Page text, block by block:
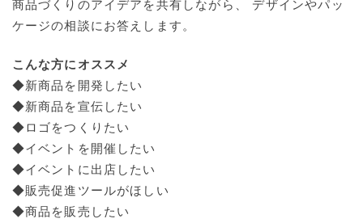
商品づくりのアイデアを共有しながら、 デザインやパッ
ケージの相談にお答えします。
こんな方にオススメ
◆新商品を開発したい
◆新商品を宣伝したい
◆ロゴをつくりたい
◆イベントを開催したい
◆イベントに出店したい
◆販売促進ツールがほしい
◆商品を販売したい